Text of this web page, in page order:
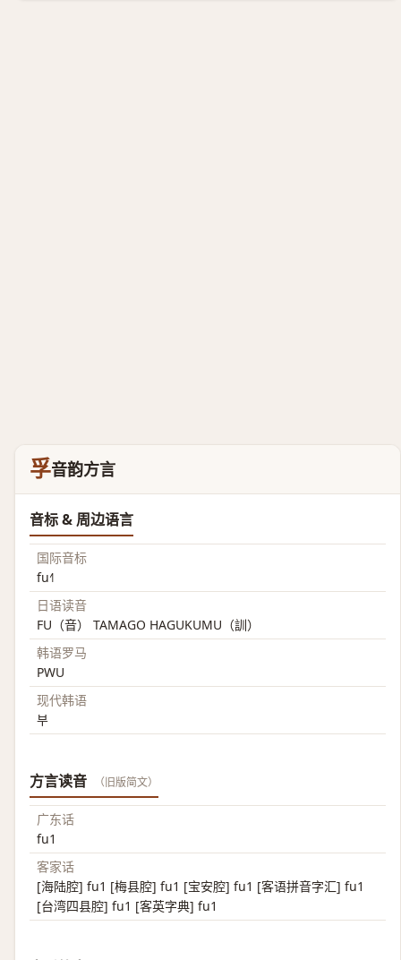
孚音韵方言
音标 & 周边语言
国际音标
fu˧˥
日语读音
FU（音） TAMAGO HAGUKUMU（訓）
韩语罗马
PWU
现代韩语
부
方言读音 （旧版简文）
广东话
fu1
客家话
[海陆腔] fu1 [梅县腔] fu1 [宝安腔] fu1 [客语拼音字汇] fu1
[台湾四县腔] fu1 [客英字典] fu1